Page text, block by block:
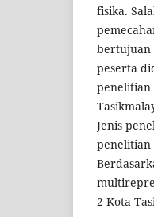
fisika.
bertujuan
peserta
penelitian
Jenis
penelitian
2 Kota